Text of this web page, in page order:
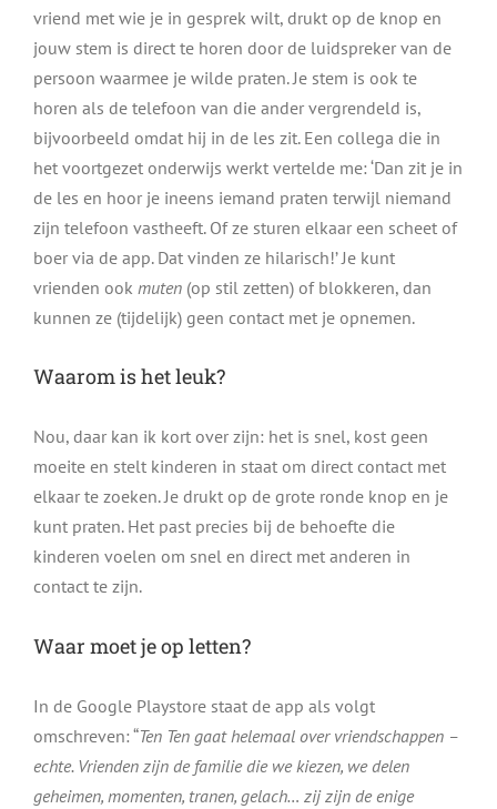
vriend met wie je in gesprek wilt, drukt op de knop en
jouw stem is direct te horen door de luidspreker van de
persoon waarmee je wilde praten. Je stem is ook te
horen als de telefoon van die ander vergrendeld is,
bijvoorbeeld omdat hij in de les zit. Een collega die in
het voortgezet onderwijs werkt vertelde me: ‘Dan zit je in
de les en hoor je ineens iemand praten terwijl niemand
zijn telefoon vastheeft. Of ze sturen elkaar een scheet of
boer via de app. Dat vinden ze hilarisch!’ Je kunt
vrienden ook muten (op stil zetten) of blokkeren, dan
kunnen ze (tijdelijk) geen contact met je opnemen.
Waarom is het leuk?
Nou, daar kan ik kort over zijn: het is snel, kost geen
moeite en stelt kinderen in staat om direct contact met
elkaar te zoeken. Je drukt op de grote ronde knop en je
kunt praten. Het past precies bij de behoefte die
kinderen voelen om snel en direct met anderen in
contact te zijn.
Waar moet je op letten?
In de Google Playstore staat de app als volgt
omschreven: “Ten Ten gaat helemaal over vriendschappen –
echte. Vrienden zijn de familie die we kiezen, we delen
geheimen, momenten, tranen, gelach… zij zijn de enige